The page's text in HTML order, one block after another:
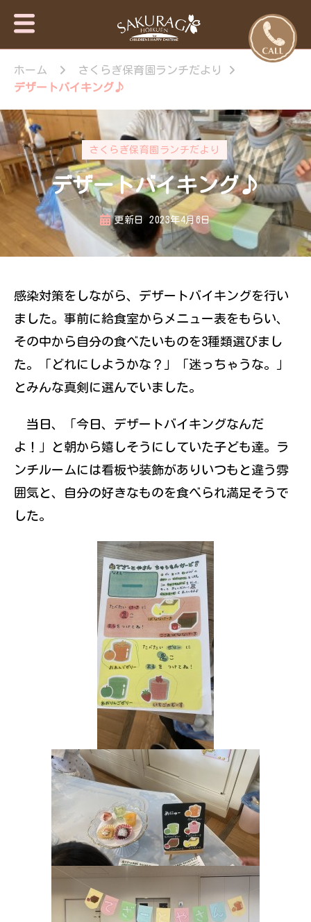
保育園・東
京日の出
野市【さく
らぎ保育
園】
について · 園施
特色 · 入園のご
案内 · 未就園児
教室 · 園のいち
日 · 年間行事 ·
さくらぎ保育園
だより · さくら
ぎ保育園 。子
ども達はもちろ
ん私達大人も認
められ、認め合
う喜びを感じな
が繋がって生き
ていく大切さを
伝えていきたい
す。
ホーム
さくらぎ保育園ランチだより
デザートバイキング♪
さくらぎ保育園ランチだより
デザートバイキング♪
更新日2023年4月6日
感染対策をしながら、デザートバイキングを行い
ました。事前に給食室からメニュー表をもらい、
その中から自分の食べたいものを3種類選びまし
た。「どれにしようかな？」「迷っちゃうな。」
とみんな真剣に選んでいました。
当日、「今日、デザートバイキングなんだ
よ！」と朝から嬉しそうにしていた子ども達。ラ
ンチルームには看板や装飾がありいつもと違う雰
囲気と、自分の好きなものを食べられ満足そうで
した。